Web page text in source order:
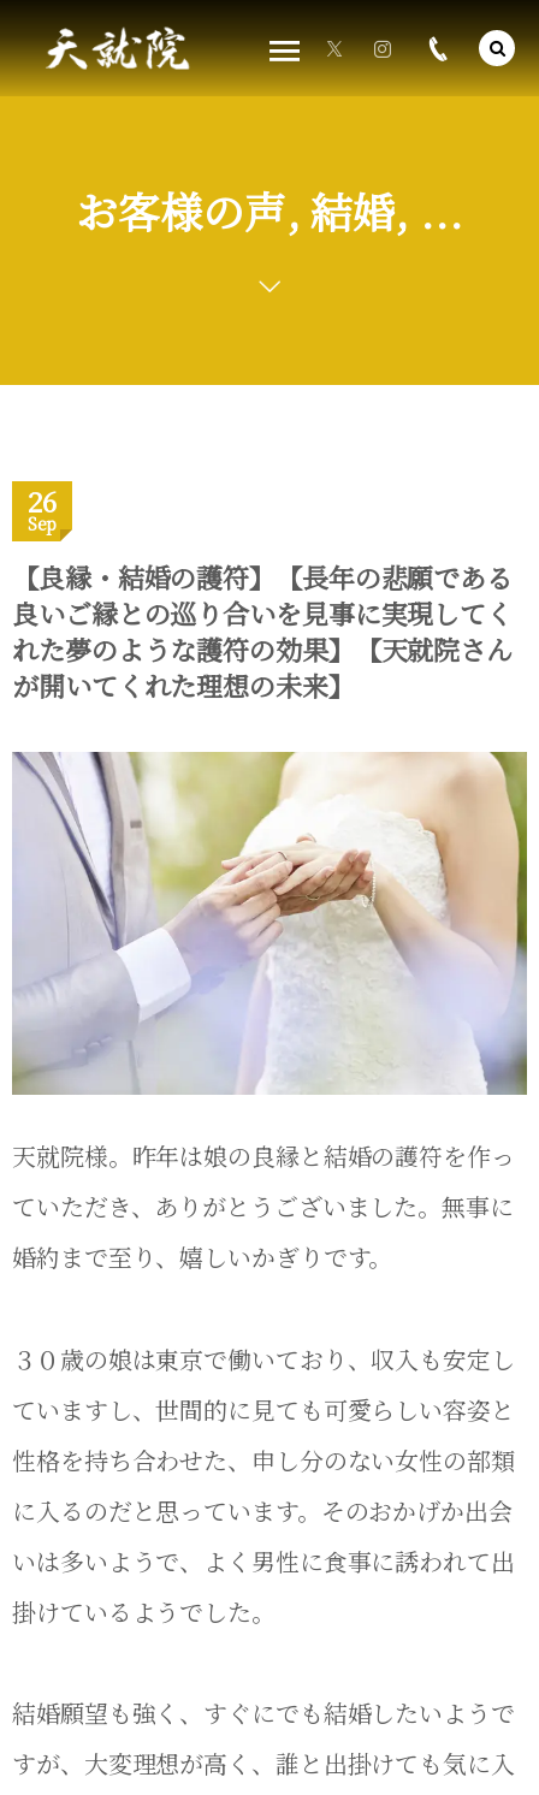
お客様の声, 結婚, ...
26
Sep
【良縁・結婚の護符】【長年の悲願である
良いご縁との巡り合いを見事に実現してく
れた夢のような護符の効果】【天就院さん
が開いてくれた理想の未来】
天就院様。昨年は娘の良縁と結婚の護符を作っ
ていただき、ありがとうございました。無事に
婚約まで至り、嬉しいかぎりです。
３０歳の娘は東京で働いており、収入も安定し
ていますし、世間的に見ても可愛らしい容姿と
性格を持ち合わせた、申し分のない女性の部類
に入るのだと思っています。そのおかげか出会
いは多いようで、よく男性に食事に誘われて出
掛けているようでした。
結婚願望も強く、すぐにでも結婚したいようで
すが、大変理想が高く、誰と出掛けても気に入